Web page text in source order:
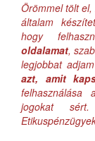
Örömmel tölt
általam
hogy
oldalamat,
legjobbat
azt, amit
felhasználása
jogokat